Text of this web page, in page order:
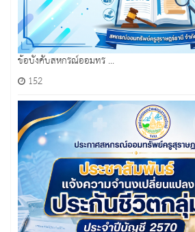
ข้อบังคับสหกรณ์ออมทร ...
152